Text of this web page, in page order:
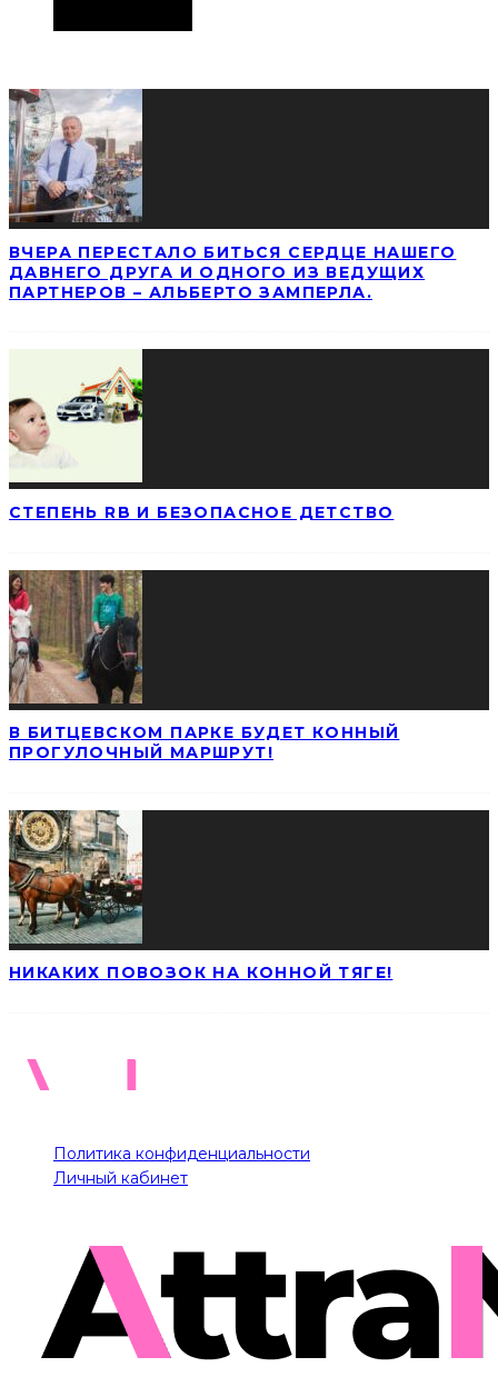
ВЧЕРА ПЕРЕСТАЛО БИТЬСЯ СЕРДЦЕ НАШЕГО
ДАВНЕГО ДРУГА И ОДНОГО ИЗ ВЕДУЩИХ
ПАРТНЕРОВ – АЛЬБЕРТО ЗАМПЕРЛА.
СТЕПЕНЬ RB И БЕЗОПАСНОЕ ДЕТСТВО
В БИТЦЕВСКОМ ПАРКЕ БУДЕТ КОННЫЙ
ПРОГУЛОЧНЫЙ МАРШРУТ!
НИКАКИХ ПОВОЗОК НА КОННОЙ ТЯГЕ!
Политика конфиденциальности
Личный кабинет